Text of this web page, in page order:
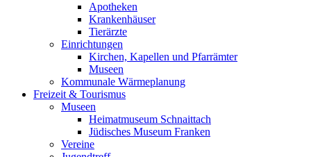
Apotheken
Krankenhäuser
Tierärzte
Einrichtungen
Kirchen, Kapellen und Pfarrämter
Museen
Kommunale Wärmeplanung
Freizeit & Tourismus
Museen
Heimatmuseum Schnaittach
Jüdisches Museum Franken
Vereine